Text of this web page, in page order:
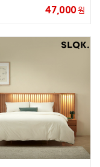
47,000원